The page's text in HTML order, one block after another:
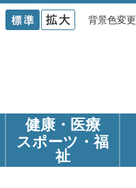
背景色変更
健康・医療
スポーツ・福
祉